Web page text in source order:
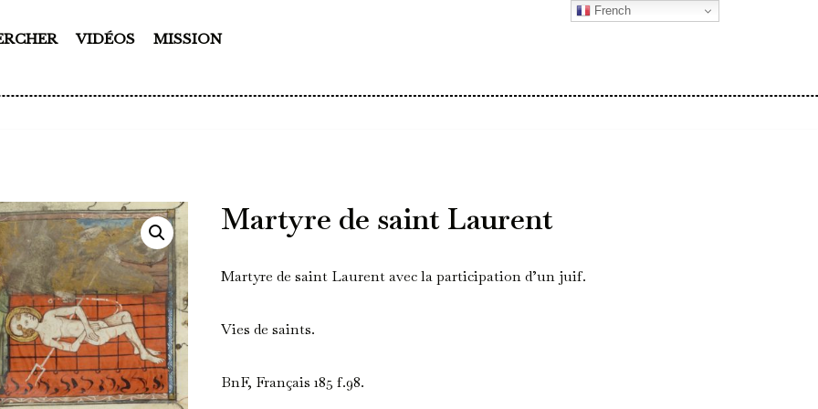
VIDÉOS MISSION
Martyre de saint Laurent
Martyre de saint Laurent avec la participation d’un juif.
Vies de saints.
BnF, Français 185 f.98.
French